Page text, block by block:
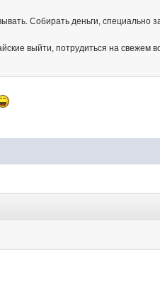
Собирать деньги, специально
выйти, потрудиться на свежем